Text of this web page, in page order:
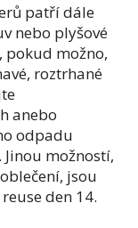
patří dále
nebo plyšové
pokud možno,
roztrhané
anebo
odpadu
možností,
jsou
den 14.